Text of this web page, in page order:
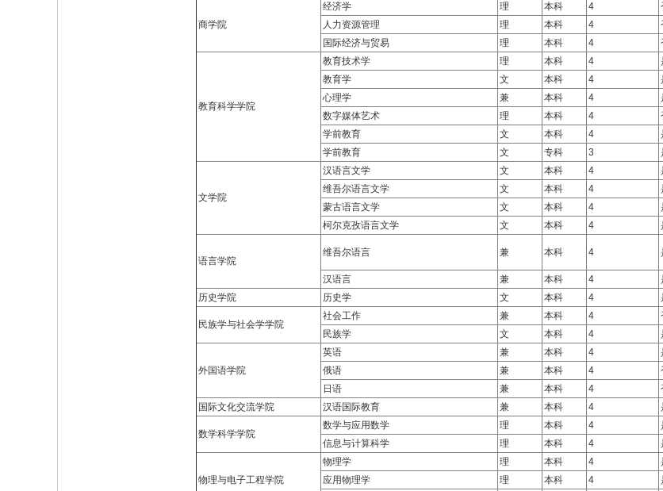
商学院
经济学 理 本科 4
人力资源管理
理 本科 4
国际经济与贸易
理 本科 4
教育科学学院
教育技术学 理 本科 4
教育学
文 本科 4
心理学
兼 本科 4
数字媒体艺术
理 本科 4
学前教育
文 本科 4
学前教育
文 专科 3
文学院
汉语言文学 文 本科 4
维吾尔语言文学
文 本科 4
蒙古语言文学
文 本科 4
柯尔克孜语言文学
文 本科 4
语言学院
维吾尔语言 兼 本科 4
汉语言
兼 本科 4
历史学院
历史学 文 本科 4
民族学与社会学学院
社会工作 兼 本科 4
民族学
文 本科 4
外国语学院
英语 兼 本科 4
俄语
兼 本科 4
日语
兼 本科 4
国际文化交流学院
汉语国际教育 兼 本科 4
数学科学学院
数学与应用数学 理 本科 4
信息与计算科学
理 本科 4
物理与电子工程学院
物理学 理 本科 4
应用物理学
理 本科 4